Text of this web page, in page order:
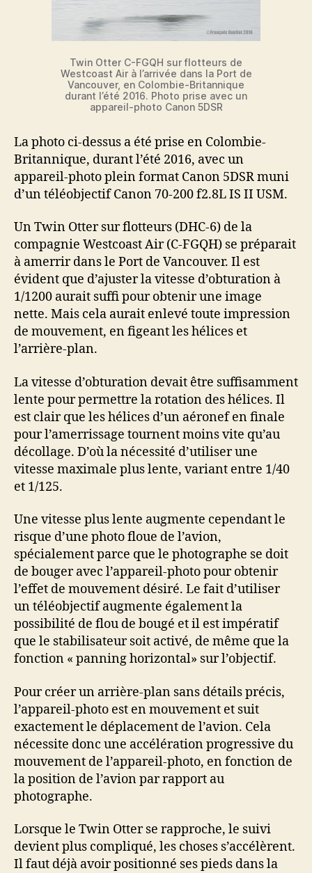
Twin Otter C-FGQH sur flotteurs de
Westcoast Air à l’arrivée dans la Port de
Vancouver, en Colombie-Britannique
durant l’été 2016. Photo prise avec un
appareil-photo Canon 5DSR
La photo ci-dessus a été prise en Colombie-
Britannique, durant l’été 2016, avec un
appareil-photo plein format Canon 5DSR muni
d’un téléobjectif Canon 70-200 f2.8L IS II USM.
Un Twin Otter sur flotteurs (DHC-6) de la
compagnie Westcoast Air (C-FGQH) se préparait
à amerrir dans le Port de Vancouver. Il est
évident que d’ajuster la vitesse d’obturation à
1/1200 aurait suffi pour obtenir une image
nette. Mais cela aurait enlevé toute impression
de mouvement, en figeant les hélices et
l’arrière-plan.
La vitesse d’obturation devait être suffisamment
lente pour permettre la rotation des hélices. Il
est clair que les hélices d’un aéronef en finale
pour l’amerrissage tournent moins vite qu’au
décollage. D’où la nécessité d’utiliser une
vitesse maximale plus lente, variant entre 1/40
et 1/125.
Une vitesse plus lente augmente cependant le
risque d’une photo floue de l’avion,
spécialement parce que le photographe se doit
de bouger avec l’appareil-photo pour obtenir
l’effet de mouvement désiré. Le fait d’utiliser
un téléobjectif augmente également la
possibilité de flou de bougé et il est impératif
que le stabilisateur soit activé, de même que la
fonction « panning horizontal» sur l’objectif.
Pour créer un arrière-plan sans détails précis,
l’appareil-photo est en mouvement et suit
exactement le déplacement de l’avion. Cela
nécessite donc une accélération progressive du
mouvement de l’appareil-photo, en fonction de
la position de l’avion par rapport au
photographe.
Lorsque le Twin Otter se rapproche, le suivi
devient plus compliqué, les choses s’accélèrent.
Il faut déjà avoir positionné ses pieds dans la